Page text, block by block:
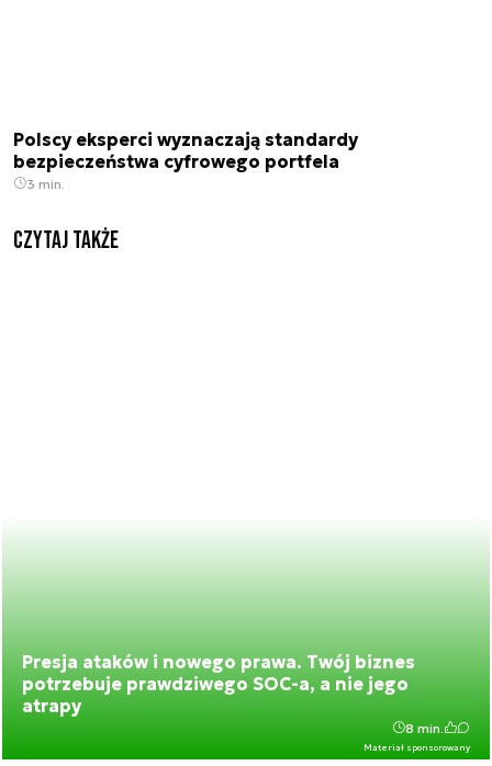
Polscy eksperci wyznaczają standardy
bezpieczeństwa cyfrowego portfela
3 min.
Czytaj także
Presja ataków i nowego prawa. Twój biznes
potrzebuje prawdziwego SOC-a, a nie jego
atrapy
Materiał sponsorowany
8 min.